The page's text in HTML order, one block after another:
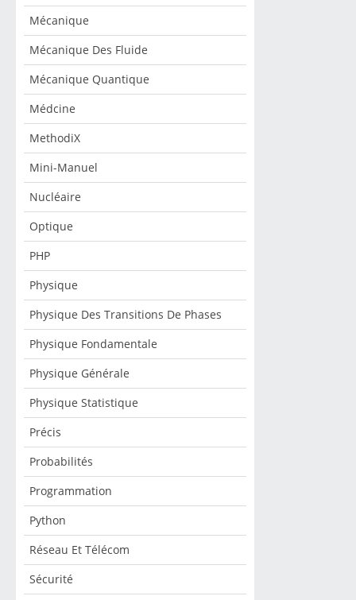
Mécanique
Mécanique Des Fluide
Mécanique Quantique
Médcine
MethodiX
Mini-Manuel
Nucléaire
Optique
PHP
Physique
Physique Des Transitions De Phases
Physique Fondamentale
Physique Générale
Physique Statistique
Précis
Probabilités
Programmation
Python
Réseau Et Télécom
Sécurité